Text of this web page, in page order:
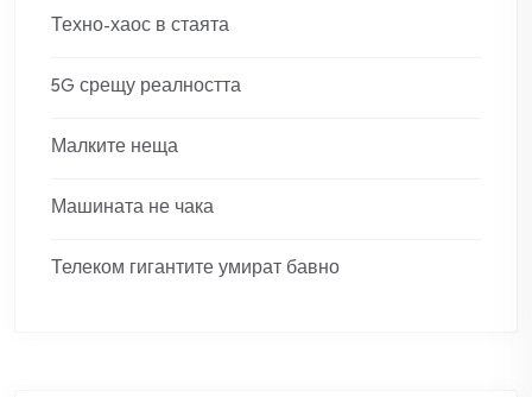
Техно-хаос в стаята
5G срещу реалността
Малките неща
Машината не чака
Телеком гигантите умират бавно